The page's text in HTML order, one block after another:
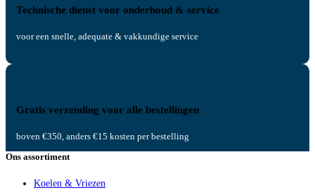
Technische dienst voor onderhoud & service
voor een snelle, adequate & vakkundige service
Gratis verzending voor alle bestellingen
boven €350, anders €15 kosten per bestelling
Ons assortiment
Koelen & Vriezen